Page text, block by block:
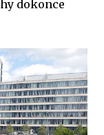
dokonce